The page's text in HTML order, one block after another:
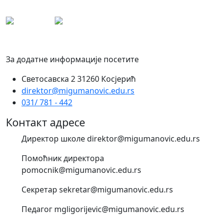
За додатне информације посетите
Светосавска 2 31260 Косјерић
direktor@migumanovic.edu.rs
031/ 781 - 442
Контакт адресе
Директор школе direktor@migumanovic.edu.rs
Помоћник директора
pomocnik@migumanovic.edu.rs
Секретар sekretar@migumanovic.edu.rs
Педагог mgligorijevic@migumanovic.edu.rs